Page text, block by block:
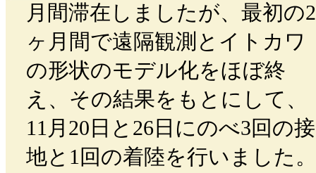
月間滞在しましたが、最初の2
ヶ月間で遠隔観測とイトカワ
の形状のモデル化をほぼ終
え、その結果をもとにして、
11月20日と26日にのべ3回の接
地と1回の着陸を行いました。